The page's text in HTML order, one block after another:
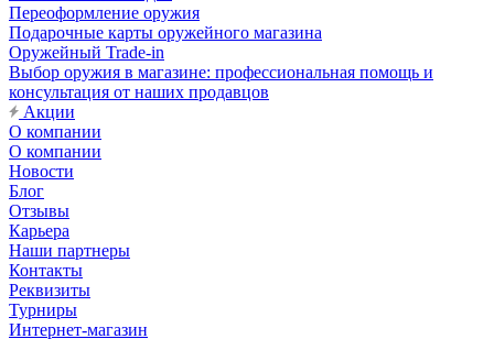
Переоформление оружия
Подарочные карты оружейного магазина
Оружейный Trade-in
Выбор оружия в магазине: профессиональная помощь и
консультация от наших продавцов
Акции
О компании
О компании
Новости
Блог
Отзывы
Карьера
Наши партнеры
Контакты
Реквизиты
Турниры
Интернет-магазин